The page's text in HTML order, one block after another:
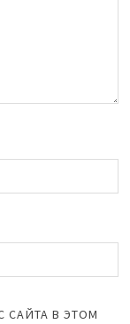
САЙТА В ЭТОМ